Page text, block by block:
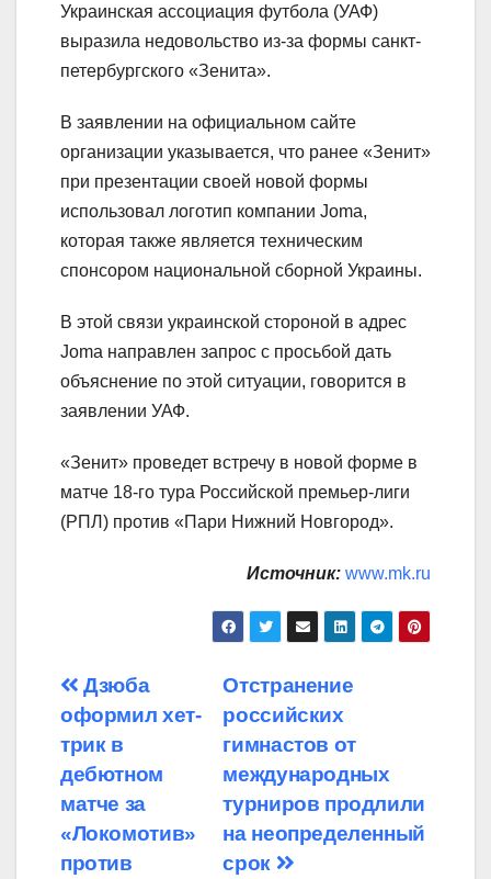
Украинская ассоциация футбола (УАФ)
выразила недовольство из-за формы санкт-
петербургского «Зенита».
В заявлении на официальном сайте
организации указывается, что ранее «Зенит»
при презентации своей новой формы
использовал логотип компании Joma,
которая также является техническим
спонсором национальной сборной Украины.
В этой связи украинской стороной в адрес
Joma направлен запрос с просьбой дать
объяснение по этой ситуации, говорится в
заявлении УАФ.
«Зенит» проведет встречу в новой форме в
матче 18-го тура Российской премьер-лиги
(РПЛ) против «Пари Нижний Новгород».
Источник: www.mk.ru
Навигация
по
записям
Отстранение
российских
гимнастов от
международных
турниров продлили
на неопределенный
срок
Дзюба
оформил хет-
трик в
дебютном
матче за
«Локомотив»
против